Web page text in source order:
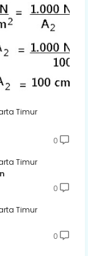
Timur
0
Timur
0
Timur
0